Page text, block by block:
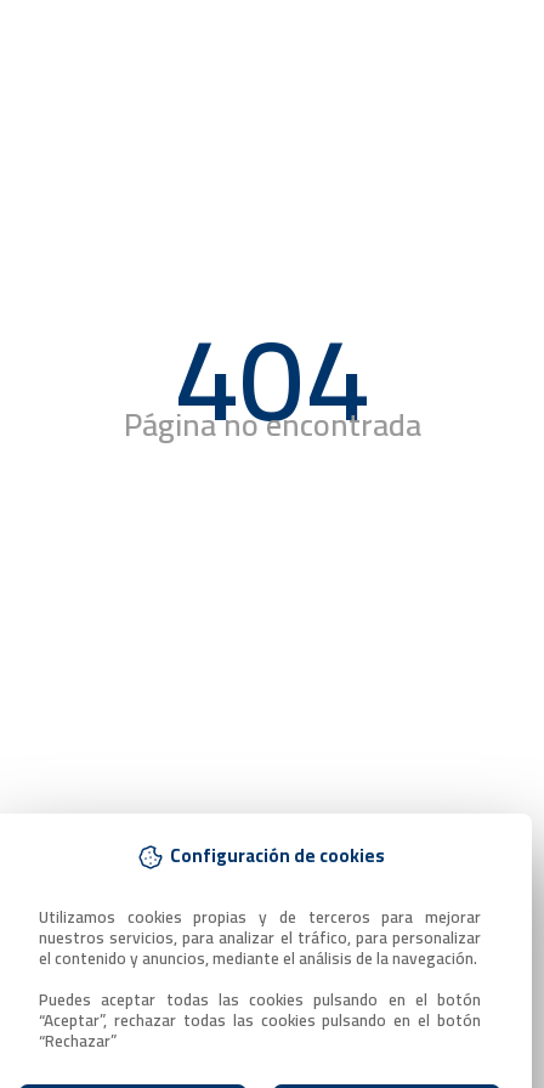
Configuración de cookies
Utilizamos cookies propias y de terceros para mejorar
nuestros servicios, para analizar el tráfico, para personalizar
el contenido y anuncios, mediante el análisis de la navegación.
Puedes aceptar todas las cookies pulsando en el botón
“Aceptar”, rechazar todas las cookies pulsando en el botón
“Rechazar”
404
Página no encontrada